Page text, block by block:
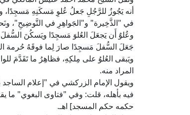
أنه يَجُوزُ للرَّجُلِ جَعلُ عُلوِ مَسكَنِهِ مَسجِدًا،
في "الذَّخِيرة" و"الجَواهِرِ في التَّوضِيحِ"،
وعُلوٌ أَن يَجعَلَ العُلوَ مَسجِدًا ويَسكُنَ
جَعَلَ السُّفلَ مَسجِدًا صارَ لِما فوقَهُ حُرمة
ويَبقى العُلوُ على مِلكِهِ، فظاهِرُ ما تَقَدَّمَ
المراد منه.
ويقول الإمام الزركشي في "إعلام
فيه بأهله، قلت: وفي "فتاوى البغوي" ما
حكمه حكم المسجد] اهـ.